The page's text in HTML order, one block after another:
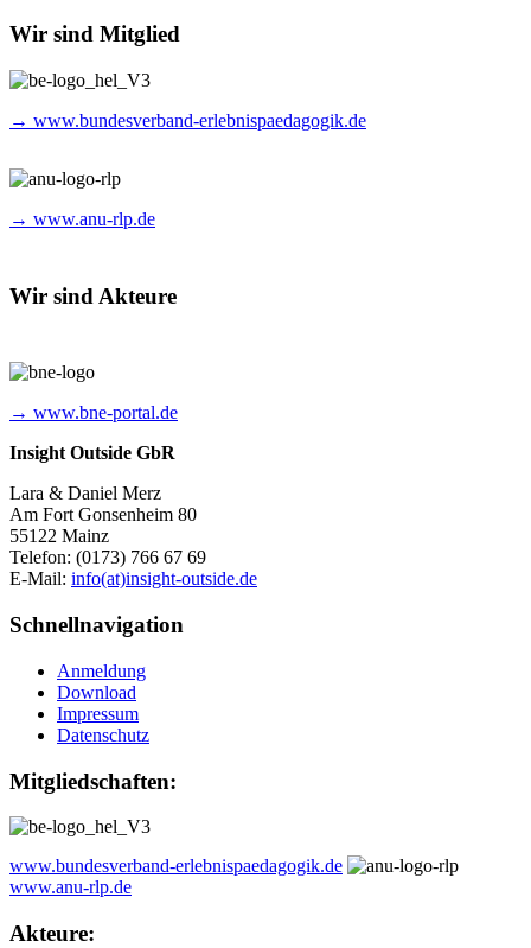
Wir sind Mitglied
→ www.bundesverband-erlebnispaedagogik.de
→ www.anu-rlp.de
Wir sind Akteure
→ www.bne-portal.de
Insight Outside GbR
Lara & Daniel Merz
Am Fort Gonsenheim 80
55122 Mainz
Telefon: (0173) 766 67 69
E-Mail: info(at)insight-outside.de
Schnellnavigation
Anmeldung
Download
Impressum
Datenschutz
Mitgliedschaften:
www.bundesverband-erlebnispaedagogik.de
www.anu-rlp.de
Akteure: